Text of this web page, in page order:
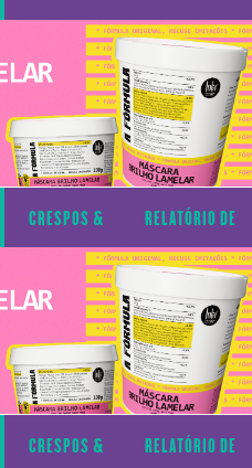
CACHOS TRANSPARÊNCIA
CRESPOS &
CACHOS
RELATÓRIO DE
TRANSPARÊNCIA
CRESPOS & RELATÓRIO DE